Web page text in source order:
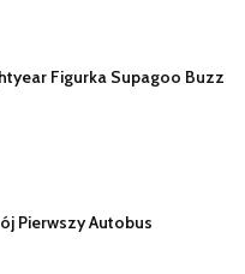
Figurka Supagoo Buzz
Pierwszy Autobus